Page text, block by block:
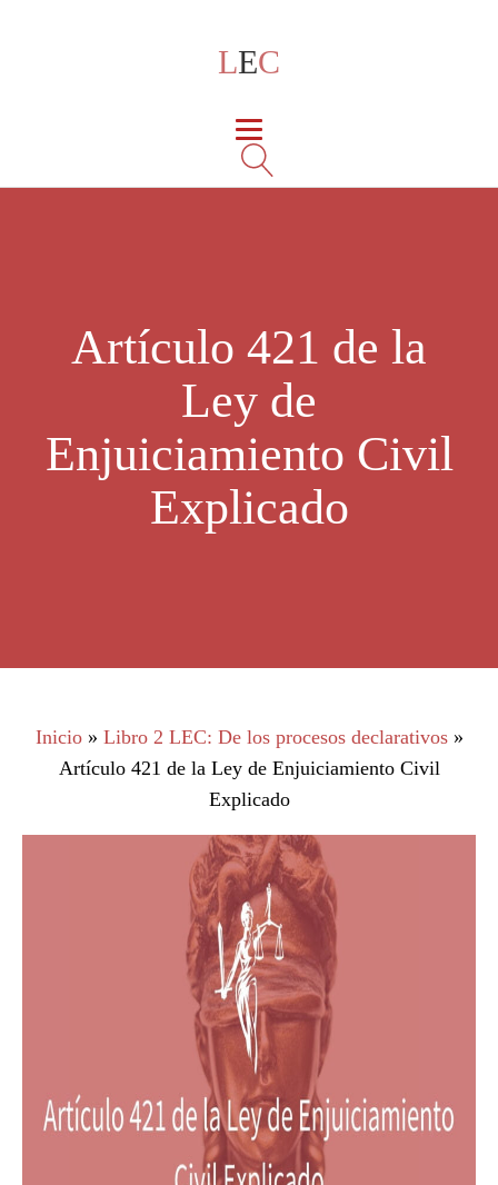
LEC
Artículo 421 de la
Ley de
Enjuiciamiento Civil
Explicado
Inicio» Libro 2 LEC: De los procesos declarativos»
Artículo 421 de la Ley de Enjuiciamiento Civil
Explicado